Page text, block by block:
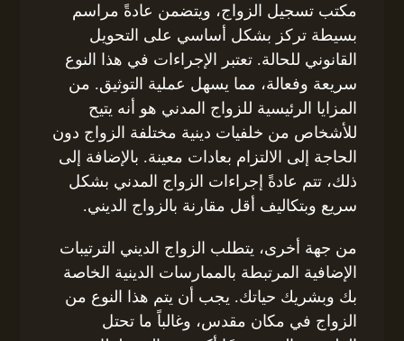
مكتب تسجيل الزواج، ويتضمن عادةً مراسم
بسيطة تركز بشكل أساسي على التحويل
القانوني للحالة. تعتبر الإجراءات في هذا النوع
سريعة وفعالة، مما يسهل عملية التوثيق. من
المزايا الرئيسية للزواج المدني هو أنه يتيح
للأشخاص من خلفيات دينية مختلفة الزواج دون
الحاجة إلى الالتزام بعادات معينة. بالإضافة إلى
ذلك، تتم عادةً إجراءات الزواج المدني بشكل
سريع وبتكاليف أقل مقارنة بالزواج الديني.
من جهة أخرى، يتطلب الزواج الديني الترتيبات
الإضافية المرتبطة بالممارسات الدينية الخاصة
بك وبشريك حياتك. يجب أن يتم هذا النوع من
الزواج في مكان مقدس، وغالباً ما تحتل